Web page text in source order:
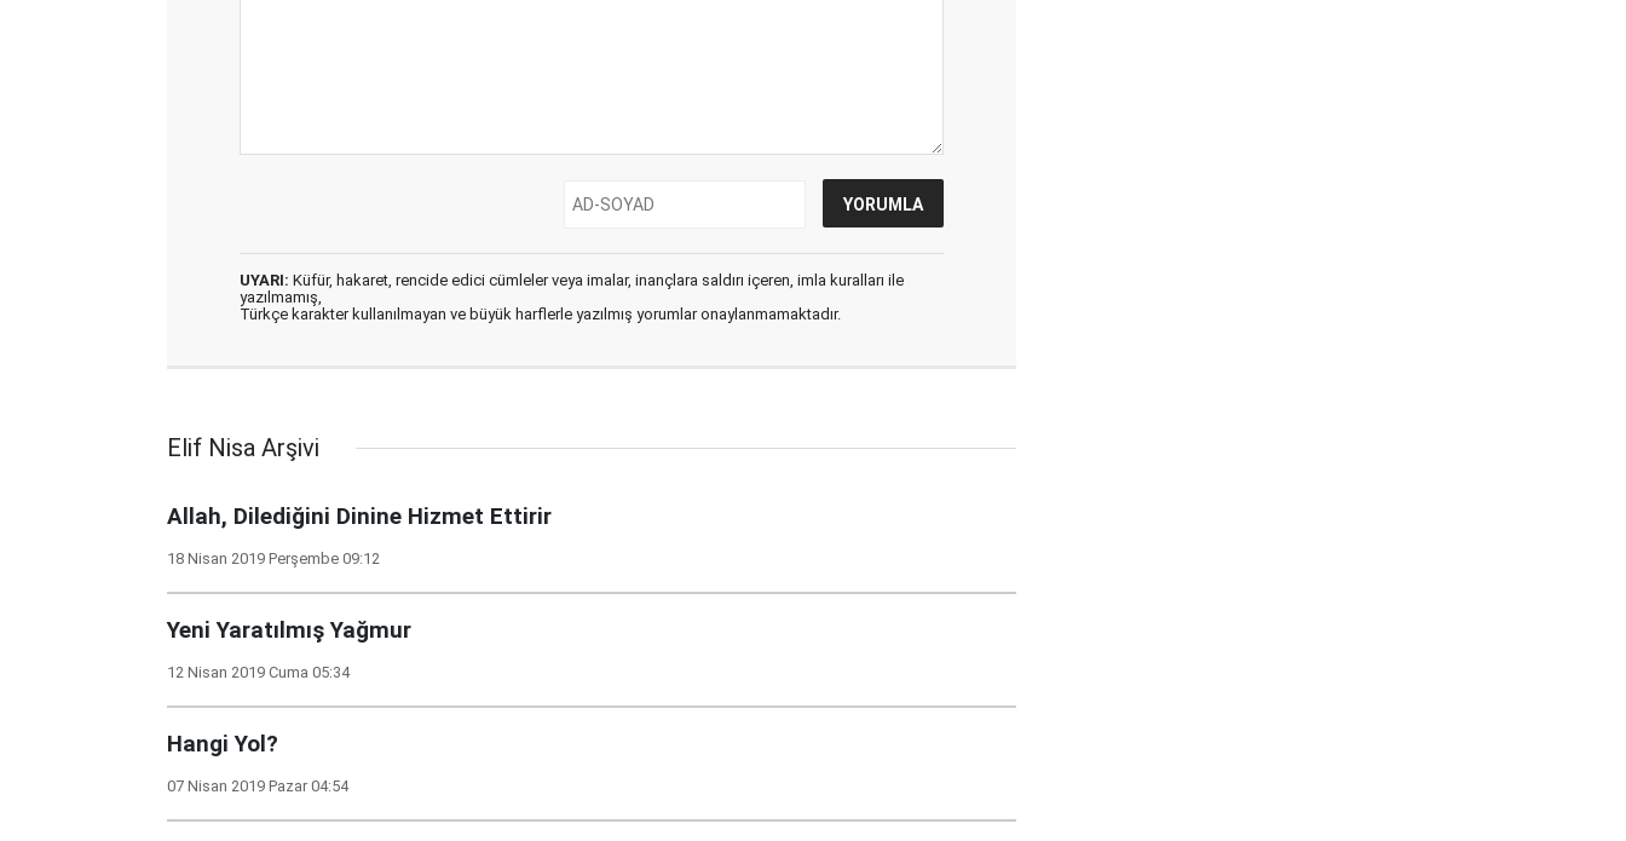
UYARI: Küfür, hakaret, rencide edici cümleler veya imalar, inançlara saldırı içeren, imla kuralları ile
yazılmamış,
Türkçe karakter kullanılmayan ve büyük harflerle yazılmış yorumlar onaylanmamaktadır.
Elif Nisa Arşivi
Allah, Dilediğini Dinine Hizmet Ettirir
18 Nisan 2019 Perşembe 09:12
Yeni Yaratılmış Yağmur
12 Nisan 2019 Cuma 05:34
Hangi Yol?
07 Nisan 2019 Pazar 04:54